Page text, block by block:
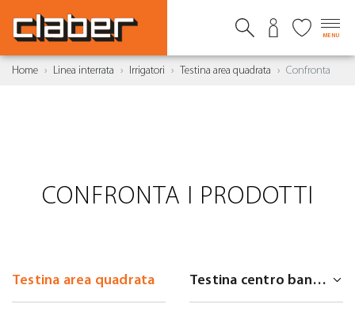
MENU
Home Linea interrata Irrigatori Testina area quadrata Confronta
CONFRONTA I PRODOTTI